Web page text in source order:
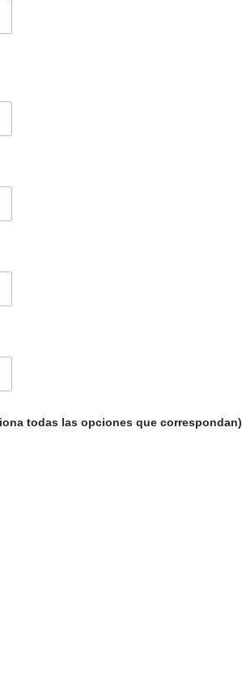
todas las opciones que correspondan)